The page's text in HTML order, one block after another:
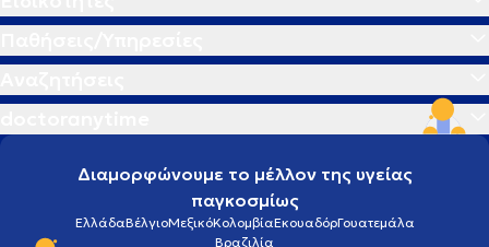
Διαμορφώνουμε το μέλλον της υγείας
παγκοσμίως
ΕλλάδαΒέλγιοΜεξικόΚολομβίαΕκουαδόρΓουατεμάλα
Βραζιλία